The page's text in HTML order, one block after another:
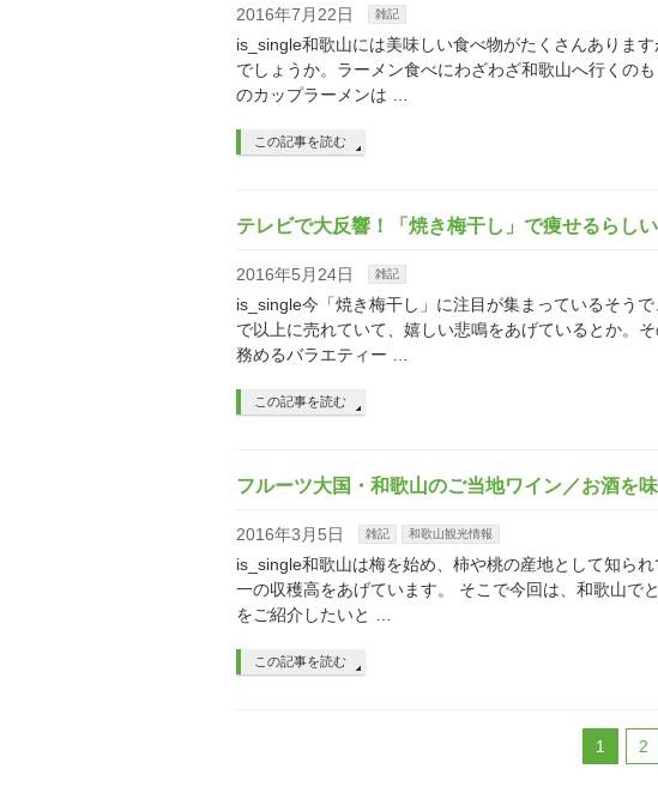
2016年7月22日 雑記
is_single和歌山には美味しい食べ物がたくさんありま
でしょうか。ラーメン食べにわざわざ和歌山へ行くの
のカップラーメンは …
この記事を読む
テレビで大反響！「焼き梅干し」で痩せるらしい
2016年5月24日 雑記
is_single今「焼き梅干し」に注目が集まっているそう
で以上に売れていて、嬉しい悲鳴をあげているとか。
務めるバラエティー …
この記事を読む
フルーツ大国・和歌山のご当地ワイン／お酒を
2016年3月5日 雑記 和歌山観光情報
is_single和歌山は梅を始め、柿や桃の産地として知ら
一の収穫高をあげています。 そこで今回は、和歌山で
をご紹介したいと …
この記事を読む
1 2